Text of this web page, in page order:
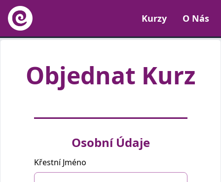
Kurzy O Nás
Objednat Kurz
člověk,
prosím
Osobní Údaje
Křestní Jméno